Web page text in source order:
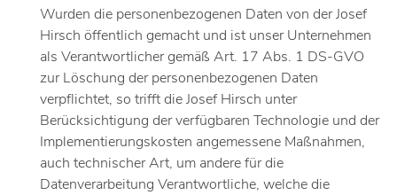
Wurden die personenbezogenen Daten von der Josef
Hirsch öffentlich gemacht und ist unser Unternehmen
als Verantwortlicher gemäß Art. 17 Abs. 1 DS-GVO
zur Löschung der personenbezogenen Daten
verpflichtet, so trifft die Josef Hirsch unter
Berücksichtigung der verfügbaren Technologie und der
Implementierungskosten angemessene Maßnahmen,
auch technischer Art, um andere für die
Datenverarbeitung Verantwortliche, welche die